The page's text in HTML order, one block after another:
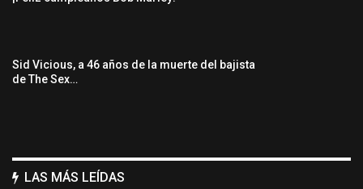
Sid Vicious, a 46 años de la muerte del bajista
de The Sex…
LAS MÁS LEÍDAS